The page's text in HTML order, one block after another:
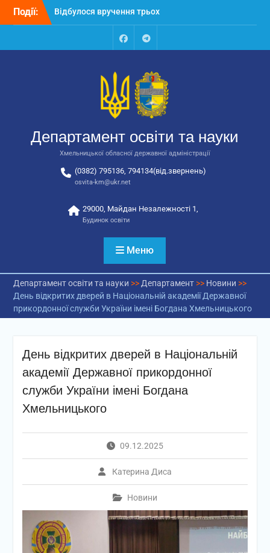
Перейти
Події:
автобусів для потреб
закладів освіти
Відбулося засідання
колегії Департаменту
державної адміністрації
Відбулась обласна
відповідальних за
виховання
FacebookTalegram
Департамент освіти та науки
Хмельницької обласної державної адміністрації
(0382) 795136, 794134(від.звернень)
osvita-km@ukr.net
29000, Майдан Незалежності 1,
Будинок освіти
Меню
Департамент освіти та науки >> Департамент>> Новини >>
День відкритих дверей в Національній академії Державної
прикордонної служби України імені Богдана Хмельницького
День відкритих дверей в Національній
академії Державної прикордонної
служби України імені Богдана
Хмельницького
09.12.2025
Катерина Диса
Новини